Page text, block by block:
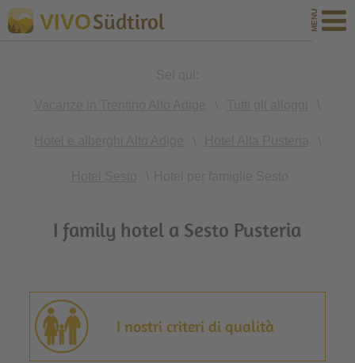
VIVOSüdtirol
I family hotel a Sesto Pusteria
I nostri criteri di qualità